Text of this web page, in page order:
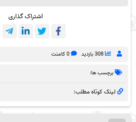
اشتراک گذاری
308 بازدید 0 کامنت
برچسب ها:
لینک کوتاه مطلب: